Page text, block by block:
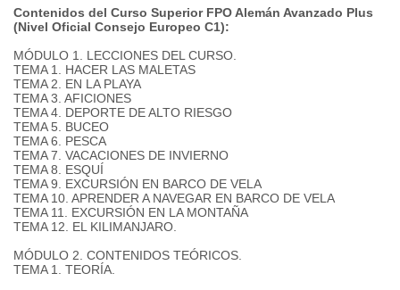
Contenidos del Curso Superior FPO Alemán Avanzado Plus
(Nivel Oficial Consejo Europeo C1):
MÓDULO 1. LECCIONES DEL CURSO.
TEMA 1. HACER LAS MALETAS
TEMA 2. EN LA PLAYA
TEMA 3. AFICIONES
TEMA 4. DEPORTE DE ALTO RIESGO
TEMA 5. BUCEO
TEMA 6. PESCA
TEMA 7. VACACIONES DE INVIERNO
TEMA 8. ESQUÍ
TEMA 9. EXCURSIÓN EN BARCO DE VELA
TEMA 10. APRENDER A NAVEGAR EN BARCO DE VELA
TEMA 11. EXCURSIÓN EN LA MONTAÑA
TEMA 12. EL KILIMANJARO.
MÓDULO 2. CONTENIDOS TEÓRICOS.
TEMA 1. TEORÍA.